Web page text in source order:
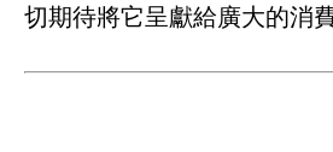
切期待將它呈獻給廣大的消費